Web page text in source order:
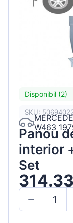
Disponibil (2)
SKU:
W463
Panou
interior
Set